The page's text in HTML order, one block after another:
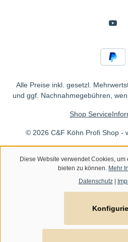
Alle Preise inkl. gesetzl.
und ggf. Nachnahmegebühren,
© 2026 C&F Köhn Profi Shop -
Shop Service
Diese Website verwendet Cookies,
bieten zu können. Mehr
Datenschutz|